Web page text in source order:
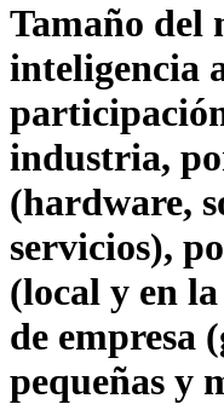
Tamaño del
inteligencia
industria,
(hardware,
servicios),
(local y en
de empresa
pequeñas y